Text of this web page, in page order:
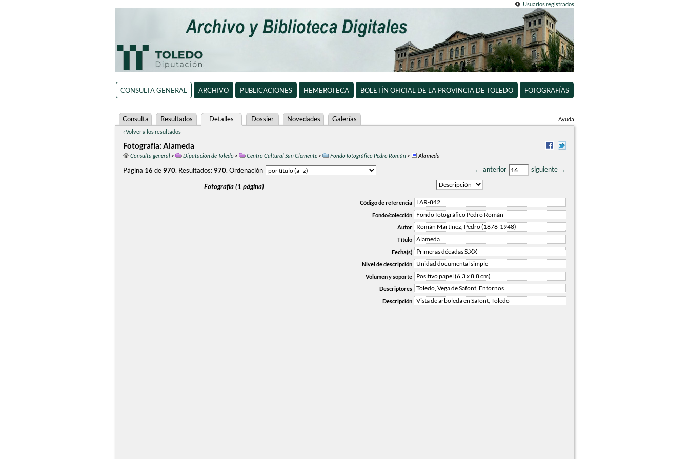
Usuarios registrados
CONSULTA GENERAL ARCHIVO PUBLICACIONES HEMEROTECA BOLETÍN OFICIAL DE LA PROVINCIA DE TOLEDO FOTOGRAFÍAS
Ayuda
Consulta Resultados Detalles Dossier Novedades Galerías
‹ Volver a los resultados
Fotografía: Alameda
Consulta general> Diputación de Toledo> Centro Cultural San Clemente> Fondo fotográfico Pedro Román> Alameda
← anterior siguiente →
Página 16 de970. Resultados:970. Ordenación
Fotografía (1 página)
Código de referencia LAR-842
Fondo/colección Fondo fotográfico Pedro Román
Autor Román Martínez, Pedro (1878-1948)
Título Alameda
Fecha(s) Primeras décadas S.XX
Nivel de descripción Unidad documental simple
Volumen y soporte Positivo papel (6,3 x 8,8 cm)
Descriptores Toledo, Vega de Safont, Entornos
Descripción Vista de arboleda en Safont, Toledo